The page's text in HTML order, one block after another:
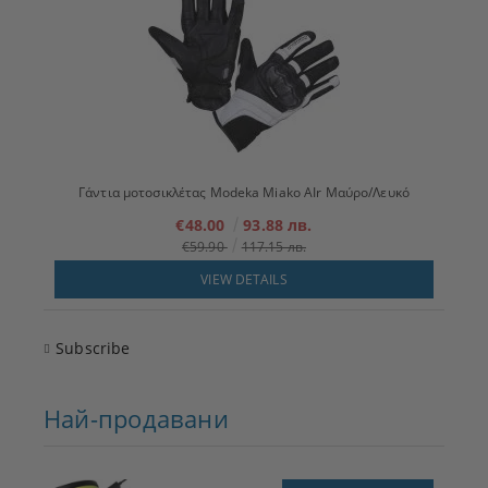
Γάντια μοτοσικλέτας Modeka Miako AIr Μαύρο/Λευκό
€48.00 93.88 лв.
€59.90
117.15 лв.
VIEW DETAILS
Subscribe
Най-продавани